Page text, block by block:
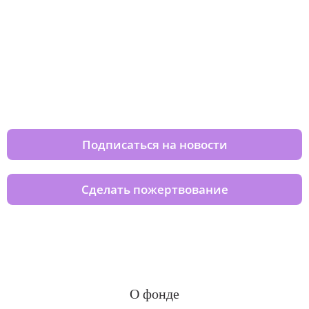
Подписаться на новости
Сделать пожертвование
О фонде